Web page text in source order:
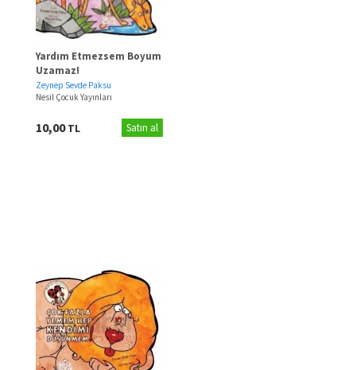
Yardım Etmezsem Boyum
Uzamaz!
Zeynep Sevde Paksu
Nesil Çocuk Yayınları
10,00TL Satın al